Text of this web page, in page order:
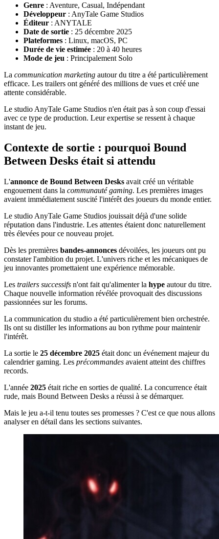
Genre : Aventure, Casual, Indépendant
Développeur : AnyTale Game Studios
Éditeur : ANYTALE
Date de sortie : 25 décembre 2025
Plateformes : Linux, macOS, PC
Durée de vie estimée : 20 à 40 heures
Mode de jeu : Principalement Solo
La communication marketing autour du titre a été particulièrement
efficace. Les trailers ont généré des millions de vues et créé une
attente considérable.
Le studio AnyTale Game Studios n'en était pas à son coup d'essai
avec ce type de production. Leur expertise se ressent à chaque
instant de jeu.
Contexte de sortie : pourquoi Bound
Between Desks était si attendu
L'annonce de Bound Between Desks avait créé un véritable
engouement dans la communauté gaming. Les premières images
avaient immédiatement suscité l'intérêt des joueurs du monde entier.
Le studio AnyTale Game Studios jouissait déjà d'une solide
réputation dans l'industrie. Les attentes étaient donc naturellement
très élevées pour ce nouveau projet.
Dès les premières bandes-annonces dévoilées, les joueurs ont pu
constater l'ambition du projet. L'univers riche et les mécaniques de
jeu innovantes promettaient une expérience mémorable.
Les trailers successifs n'ont fait qu'alimenter la hype autour du titre.
Chaque nouvelle information révélée provoquait des discussions
passionnées sur les forums.
La communication du studio a été particulièrement bien orchestrée.
Ils ont su distiller les informations au bon rythme pour maintenir
l'intérêt.
La sortie le 25 décembre 2025 était donc un événement majeur du
calendrier gaming. Les précommandes avaient atteint des chiffres
records.
L'année 2025 était riche en sorties de qualité. La concurrence était
rude, mais Bound Between Desks a réussi à se démarquer.
Mais le jeu a-t-il tenu toutes ses promesses ? C'est ce que nous allons
analyser en détail dans les sections suivantes.